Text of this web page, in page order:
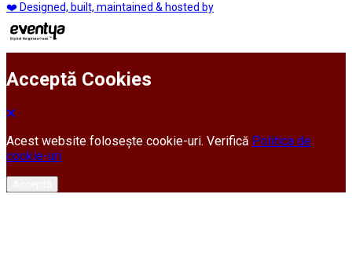
❤️ Designed, built, maintained & hosted by
Acceptă Cookies
Acest website folosește cookie-uri. Verifică Politica de
cookie-uri